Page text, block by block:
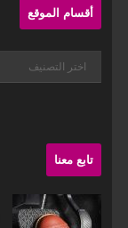
Sidebarأقسام الموقع
أقسام
تابع معنا